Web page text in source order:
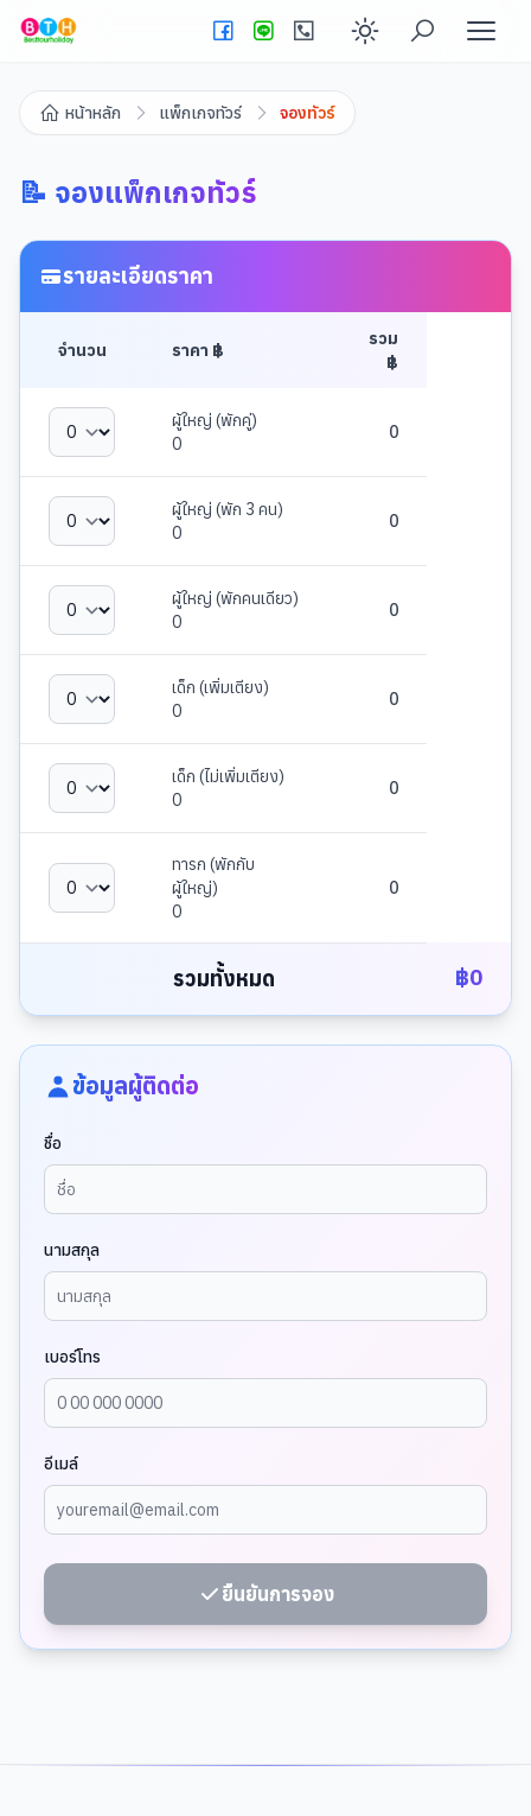
Enable dark
หน้าหลัก แพ็กเกจทัวร์ จองทัวร์
📝 จองแพ็กเกจทัวร์
รายละเอียดราคา
จำนวน ราคา ฿
รวม
฿
ผู้ใหญ่ (พักคู่)
0
0
ผู้ใหญ่ (พัก 3 คน)
0
0
ผู้ใหญ่ (พักคนเดียว)
0
0
เด็ก (เพิ่มเตียง)
0
0
เด็ก (ไม่เพิ่มเตียง)
0
0
ทารก (พักกับ
ผู้ใหญ่)
0
0
รวมทั้งหมด ฿0
ข้อมูลผู้ติดต่อ
ชื่อ
นามสกุล
เบอร์โทร
อีเมล์
ยืนยันการจอง